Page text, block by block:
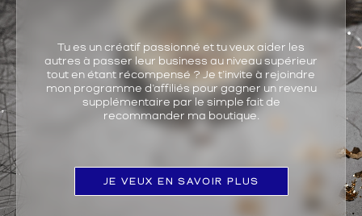
Tu es un créatif passionné et tu veux aider les
autres à passer leur business au niveau supérieur
tout en étant récompensé ? Je t’invite à rejoindre
mon programme d’affiliés pour gagner un revenu
supplémentaire par le simple fait de
recommander ma boutique.
JE VEUX EN SAVOIR PLUS